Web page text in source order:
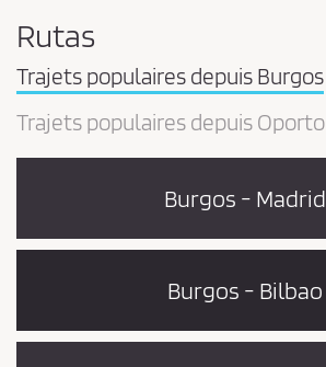
Rutas
Trajets populaires depuis Burgos
Trajets populaires depuis Oporto
Burgos - Madrid
Burgos - Bilbao